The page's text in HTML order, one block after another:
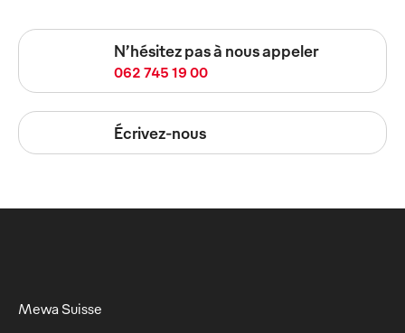
N’hésitez pas à nous appeler
062 745 19 00
Écrivez-nous
Mewa Suisse